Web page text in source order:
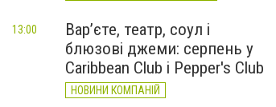
Вар’єте, театр, соул і
блюзові джеми: серпень у
Caribbean Club і Pepper's Club
НОВИНИ КОМПАНІЙ
13:00